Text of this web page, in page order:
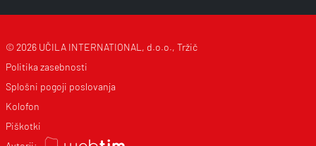
© 2026 UČILA INTERNATIONAL, d.o.o., Tržič
Politika zasebnosti
Splošni pogoji poslovanja
Kolofon
Piškotki